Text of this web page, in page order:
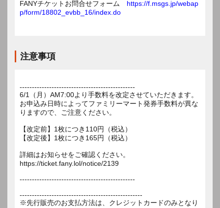
FANYチケットお問合せフォーム https://f.msgs.jp/webap
p/form/18802_evbb_16/index.do
注意事項
-----------------------------------------------
6/1（月）AM7:00より手数料を改定させていただきます。
お申込み日時によってファミリーマート発券手数料が異な
りますので、ご注意ください。
【改定前】1枚につき110円（税込）
【改定後】1枚につき165円（税込）
詳細はお知らせをご確認ください。
https://ticket.fany.lol/notice/2139
-----------------------------------------------
--------------------------------------------------
※先行販売のお支払方法は、クレジットカードのみとなり